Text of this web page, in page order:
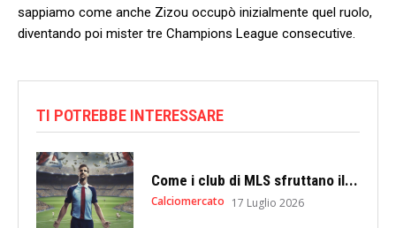
sappiamo come anche Zizou occupò inizialmente quel ruolo,
diventando poi mister tre Champions League consecutive.
TI POTREBBE INTERESSARE
Come i club di MLS sfruttano il...
Calciomercato 17 Luglio 2026